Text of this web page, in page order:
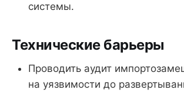
системы.
Технические барьеры
Проводить аудит
на уязвимости до